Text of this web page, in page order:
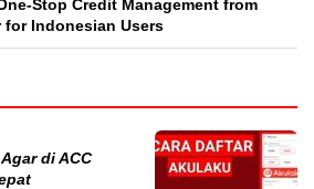
Stop Credit Management from
for Indonesian Users
di ACC